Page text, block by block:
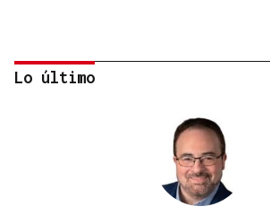
Lo último